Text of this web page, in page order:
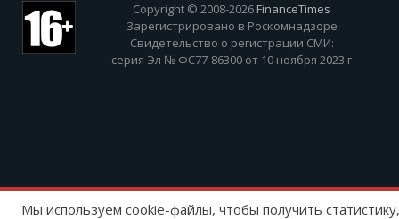
Copyright © 2008-2026 FinanceTimes
Зарегистрировано в Роскомнадзоре
Свидетельство о регистрации СМИ:
серия Эл № ФС77-86300 от 10 ноября 2023 г
Мы используем cookie-файлы, чтобы получить статистику,